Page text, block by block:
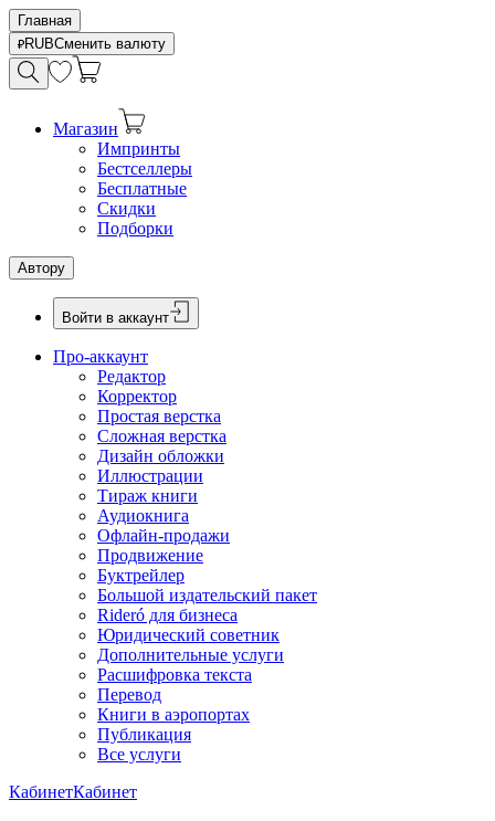
Главная
RUBСменить валюту
Магазин
Импринты
Бестселлеры
Бесплатные
Скидки
Подборки
Автору
Войти в аккаунт
Про-аккаунт
Редактор
Корректор
Простая верстка
Сложная верстка
Дизайн обложки
Иллюстрации
Тираж книги
Аудиокнига
Офлайн-продажи
Продвижение
Буктрейлер
Большой издательский пакет
Rideró для бизнеса
Юридический советник
Дополнительные услуги
Расшифровка текста
Перевод
Книги в аэропортах
Публикация
Все услуги
КабинетКабинет